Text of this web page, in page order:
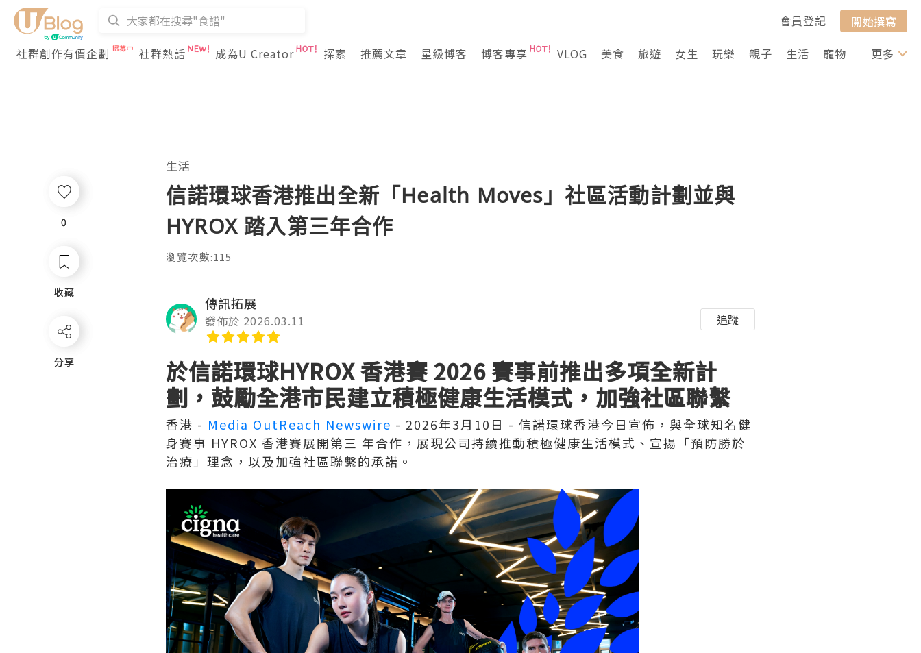
會員登記
開始撰寫
社群創作有價企劃
社群熱話 成為U Creator 探索 推薦文章 星級博客 博客專享 VLOG 美食 旅遊 女生 玩樂 親子 生活 寵物 行山 打卡
更多
0
收藏
分享
生活
信諾環球香港推出全新「Health Moves」社區活動計劃並與
HYROX 踏入第三年合作
瀏覽次數:115
傳訊拓展
發佈於 2026.03.11 追蹤
於信諾環球HYROX 香港賽 2026 賽事前推出多項全新計
劃，鼓勵全港市民建立積極健康生活模式，加強社區聯繫
香港 - Media OutReach Newswire - 2026年3月10日 - 信諾環球香港今日宣佈，與全球知名健
身賽事 HYROX 香港賽展開第三 年合作，展現公司持續推動積極健康生活模式、宣揚「預防勝於
治療」理念，以及加強社區聯繫的承諾。
0
收藏
分享